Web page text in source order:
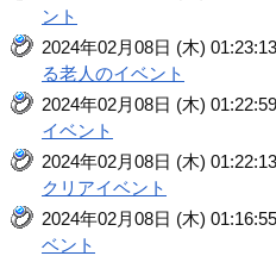
ント
2024年02月08日 (木)
る老人のイベント
2024年02月08日 (木)
イベント
2024年02月08日 (木)
クリアイベント
2024年02月08日 (木)
ベント